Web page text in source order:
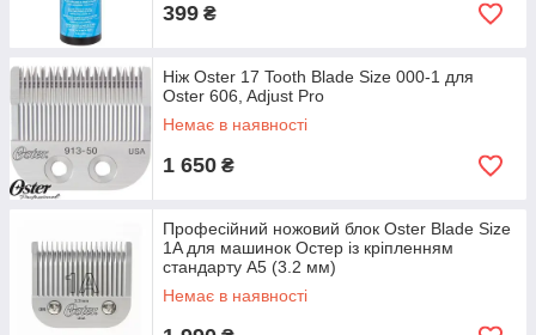
399 ₴
Ніж Oster 17 Tooth Blade Size 000-1 для
Oster 606, Adjust Pro
Немає в наявності
1 650 ₴
Професійний ножовий блок Oster Blade Size
1A для машинок Остер із кріпленням
стандарту А5 (3.2 мм)
Немає в наявності